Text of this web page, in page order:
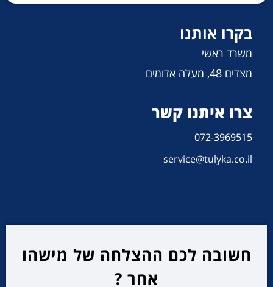
בקרו אותנו
משרד ראשי
מצדים 48, מעלה אדומים
צרו איתנו קשר
072-3969515
service@tulyka.co.il
חשובה לכם ההצלחה של מישהו
אחר ?